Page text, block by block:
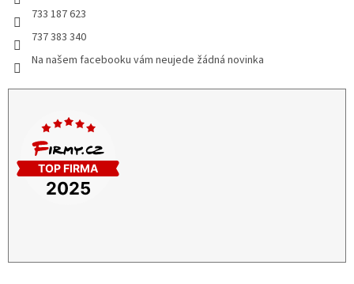
733 187 623
737 383 340
Na našem facebooku vám neujede žádná novinka